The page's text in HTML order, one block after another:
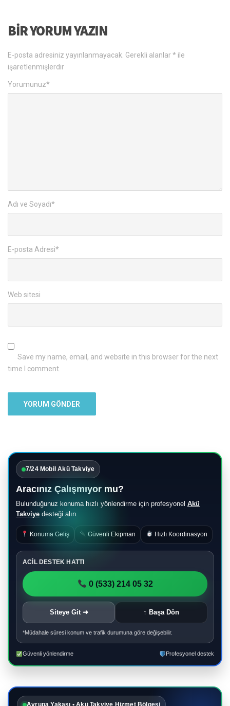
BIR YORUM YAZIN
E-posta adresiniz yayınlanmayacak. Gerekli alanlar* ile
işaretlenmişlerdir
Yorumunuz*
Adı ve Soyadı*
E-posta Adresi*
Web sitesi
Save my name, email, and website in this browser for the next
time I comment.
7/24 Mobil Akü Takviye
Aracınız Çalışmıyor mu?
Bulunduğunuz konuma hızlı yönlendirme için profesyonel Akü
Takviye desteği alın.
Konuma Geliş Güvenli Ekipman Hızlı Koordinasyon
ACİL DESTEK HATTI
0 (533) 214 05 32
Siteye Git ➜ ↑ Başa Dön
*Müdahale süresi konum ve trafik durumuna göre değişebilir.
Güvenli yönlendirme Profesyonel destek